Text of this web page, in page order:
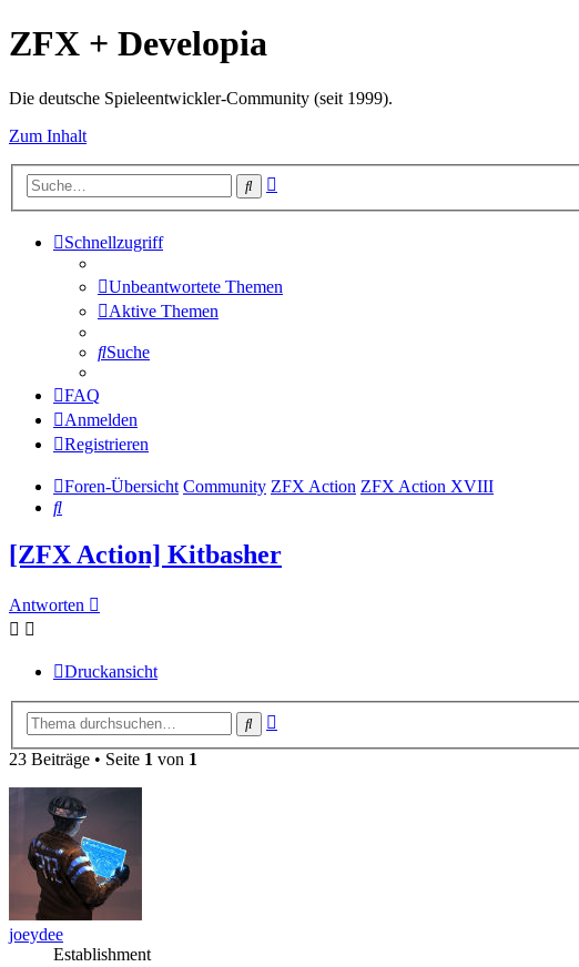
ZFX + Developia
Die deutsche Spieleentwickler-Community (seit 1999).
Zum Inhalt
Suche
Schnellzugriff
Unbeantwortete Themen
Aktive Themen
Suche
FAQ
Anmelden
Registrieren
Foren-Übersicht Community ZFX Action ZFX Action XVIII
Suche
[ZFX Action] Kitbasher
Antworten
Druckansicht
Suche
23 Beiträge • Seite 1 von 1
joeydee
Establishment